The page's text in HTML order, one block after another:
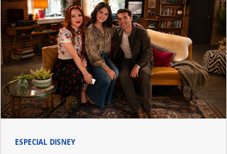
ESPECIAL DISNEY